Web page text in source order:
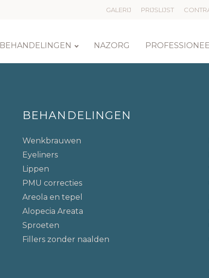
GALERIJ PRIJSLIJST
BEHANDELINGEN NAZORG
BEHANDELINGEN
Wenkbrauwen
Eyeliners
Lippen
PMU correcties
Areola en tepel
Alopecia Areata
Sproeten
Fillers zonder naalden